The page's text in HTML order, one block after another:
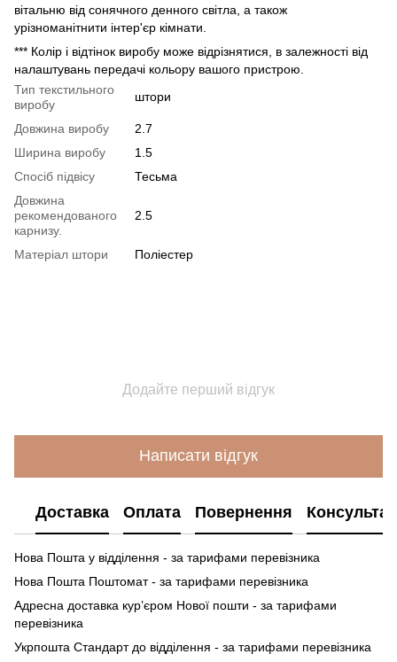
вітальню від сонячного денного світла, а також
урізноманітнити інтер'єр кімнати.
*** Колір і відтінок виробу може відрізнятися, в залежності від
налаштувань передачі кольору вашого пристрою.
Тип текстильного
виробу
штори
Довжина виробу
2.7
Ширина виробу
1.5
Спосіб підвісу
Тесьма
Довжина
рекомендованого
карнизу.
2.5
Матеріал штори Поліестер
Додайте перший відгук
Написати відгук
Доставка Оплата Повернення
Нова Пошта у відділення - за тарифами перевізника
Нова Пошта Поштомат - за тарифами перевізника
Адресна доставка кур’єром Нової пошти - за тарифами
перевізника
Укрпошта Стандарт до відділення - за тарифами перевізника